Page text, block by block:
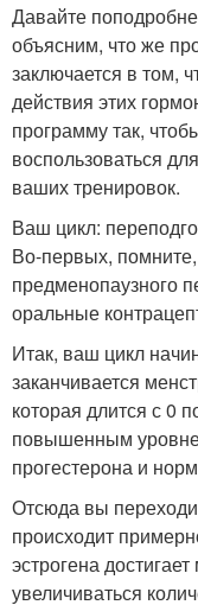
Давайте
объясним, что же
заключается в том,
действия этих
программу так,
воспользоваться
ваших тренировок.
Ваш цикл:
Во-первых,
предменопаузного
оральные
Итак, ваш цикл
заканчивается
которая длится с 0
повышенным
прогестерона и
Отсюда вы
происходит
эстрогена
увеличиваться